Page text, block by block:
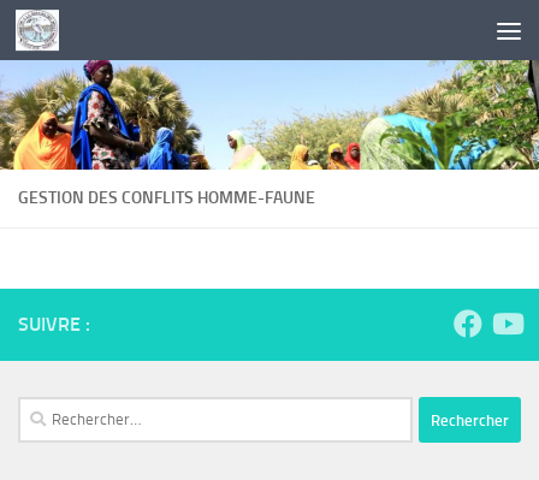
Skip to content
GESTION DES CONFLITS HOMME-FAUNE
SUIVRE :
Rechercher :